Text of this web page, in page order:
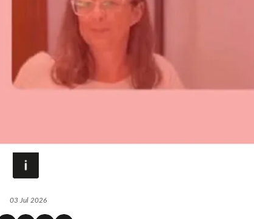
03 Jul 2026